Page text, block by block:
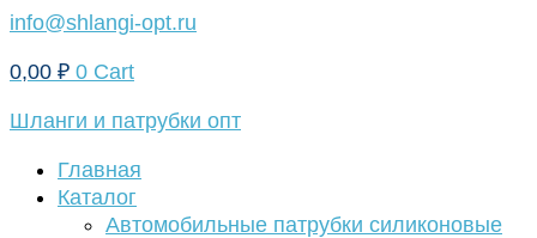
info@shlangi-opt.ru
0,00 ₽ 0 Cart
Шланги и патрубки опт
Главная
Каталог
Автомобильные патрубки силиконовые